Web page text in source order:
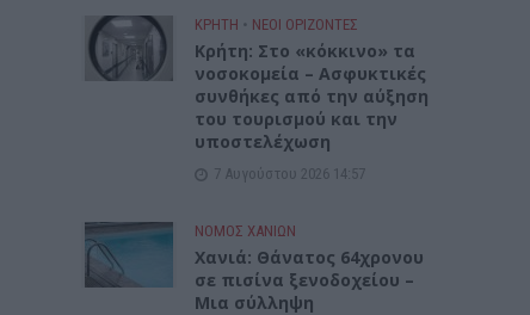
ΚΡΗΤΗ • ΝΕΟΙ ΟΡΙΖΟΝΤΕΣ
Κρήτη: Στο «κόκκινο» τα
νοσοκομεία – Ασφυκτικές
συνθήκες από την αύξηση
του τουρισμού και την
υποστελέχωση
7 Αυγούστου 2026 14:57
ΝΟΜΌΣ ΧΑΝΊΩΝ
Χανιά: Θάνατος 64χρονου
σε πισίνα ξενοδοχείου –
Μια σύλληψη